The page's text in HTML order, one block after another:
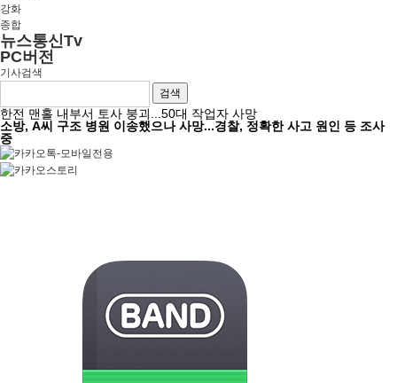
강화
종합
뉴스통신Tv
PC버전
기사검색
검색
한전 맨홀 내부서 토사 붕괴...50대 작업자 사망
소방, A씨 구조 병원 이송했으나 사망...경찰, 정확한 사고 원인 등 조사
중